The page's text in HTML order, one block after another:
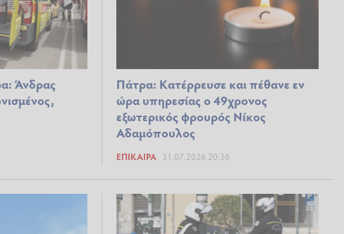
Άνδρας
Πάτρα: Κατέρρευσε και πέθανε εν
ώρα υπηρεσίας ο 49χρονος
εξωτερικός φρουρός Νίκος
Αδαμόπουλος
ΕΠΊΚΑΙΡΑ 31.07.2026 20:36